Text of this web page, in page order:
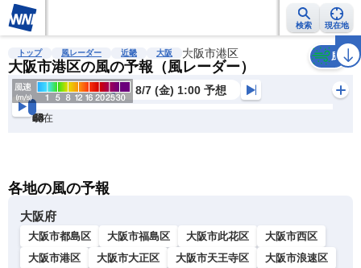
検索 現在地
雨雲レーダー 台風情報 地震情報 警報・注意報 2週間天気 ラ
トップ 風レーダー 近畿 大阪 大阪市港区
大阪市港区の風の予報（風レーダー）
風
8/7 (金) 1:00 予想
現在
6h
12
24
36
48
60
72
各地の風の予報
大阪府
大阪市都島区 大阪市福島区 大阪市此花区
大阪市西区
大阪市港区
大阪市大正区 大阪市天王寺区
大阪市浪速区